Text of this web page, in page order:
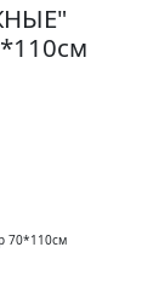
70*110см